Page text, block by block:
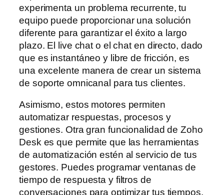
experimenta un problema recurrente, tu
equipo puede proporcionar una solución
diferente para garantizar el éxito a largo
plazo. El live chat o el chat en directo, dado
que es instantáneo y libre de fricción, es
una excelente manera de crear un sistema
de soporte omnicanal para tus clientes.
Asimismo, estos motores permiten
automatizar respuestas, procesos y
gestiones. Otra gran funcionalidad de Zoho
Desk es que permite que las herramientas
de automatización estén al servicio de tus
gestores. Puedes programar ventanas de
tiempo de respuesta y filtros de
conversaciones para optimizar tus tiempos.